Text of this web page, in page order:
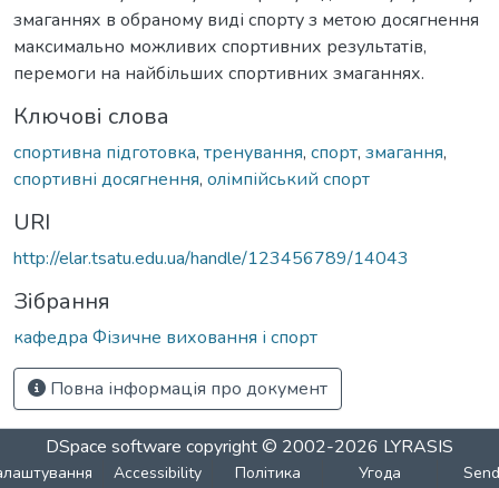
змаганнях в обраному виді спорту з метою досягнення
максимально можливих спортивних результатів,
перемоги на найбільших спортивних змаганнях.
Ключові слова
спортивна підготовка, тренування, спорт, змагання,
спортивні досягнення, олімпійський спорт
URI
http://elar.tsatu.edu.ua/handle/123456789/14043
Зібрання
кафедра Фізичне виховання і спорт
Повна інформація про документ
DSpace software copyright © 2002-2026 LYRASIS
Accessibility
Політика
Угода
Send